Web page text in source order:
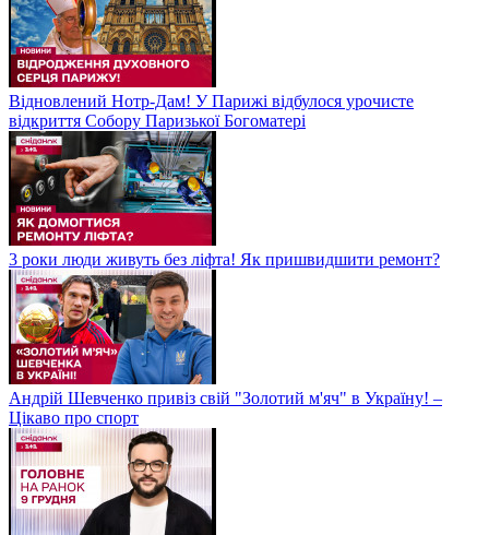
Відновлений Нотр-Дам! У Парижі відбулося урочисте
відкриття Собору Паризької Богоматері
3 роки люди живуть без ліфта! Як пришвидшити ремонт?
Андрій Шевченко привіз свій "Золотий м'яч" в Україну! –
Цікаво про спорт